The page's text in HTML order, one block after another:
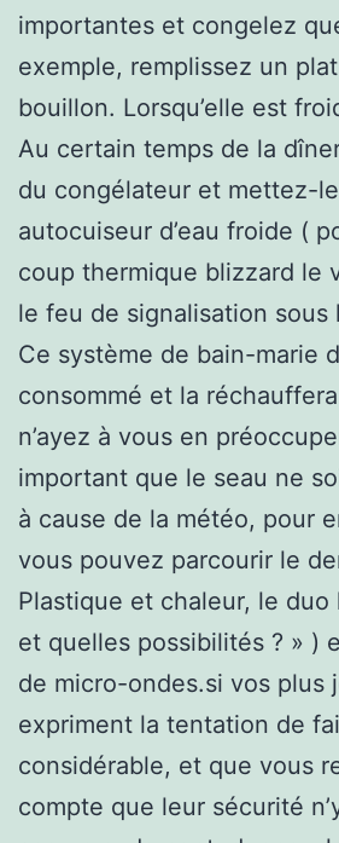
importantes et congelez
exemple, remplissez un
bouillon. Lorsqu’elle est
Au certain temps de la
du congélateur et mettez-
autocuiseur d’eau froide (
coup thermique blizzard le
le feu de signalisation sous
Ce système de bain-marie
consommé et la
n’ayez à vous en
important que le seau ne
à cause de la météo, pour
vous pouvez parcourir le
Plastique et chaleur, le duo
et quelles possibilités ? » )
de micro-ondes.si vos plus
expriment la tentation de
considérable, et que vous
compte que leur sécurité